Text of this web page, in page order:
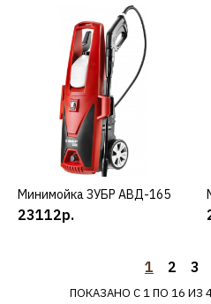
КУПИТЬ
Минимойка ЗУБР АВД-165
23112р.
1 2 3
ПОКАЗАНО С 1 ПО 16 ИЗ